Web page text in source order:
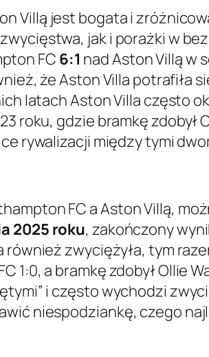
Villą jest bogata i
jak i porażki w
FC 6:1 nad Aston Villą w
że Aston Villa potrafiła
latach Aston Villa często
roku, gdzie bramkę zdobył
rywalizacji między tymi
FC a Aston Villą,
2025 roku, zakończony
również zwyciężyła, tym
1:0, a bramkę zdobył Ollie
i często wychodzi
niespodziankę, czego